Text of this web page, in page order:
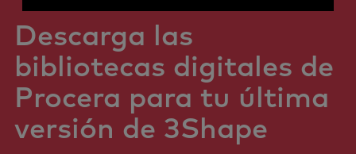
Descarga las
bibliotecas digitales de
Procera para tu última
versión de 3Shape